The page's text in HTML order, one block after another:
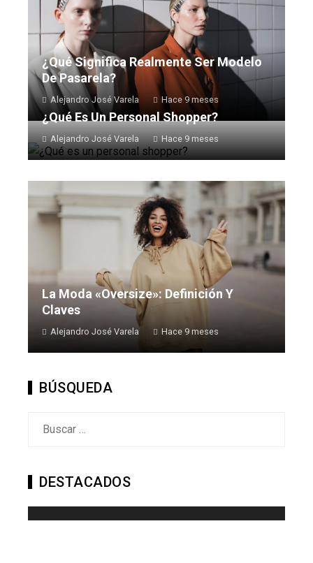
¿Qué Significa Realmente Ser Modelo
De Pasarela?
Alejandro José Varela Hace 9 meses
¿Qué Es Un Personal Shopper?
Alejandro José Varela Hace 9 meses
La Moda «oversize»: Definición Y
Claves
Alejandro José Varela Hace 9 meses
BÚSQUEDA
DESTACADOS